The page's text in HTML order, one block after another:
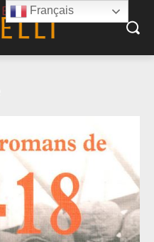
Français